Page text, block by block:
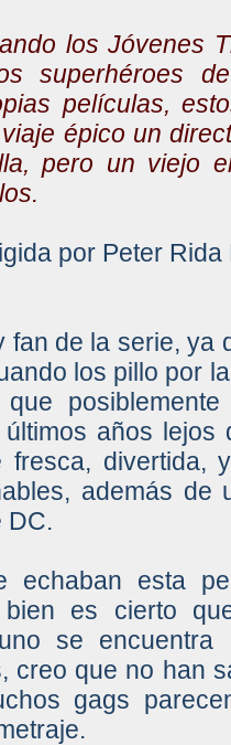
los Jóvenes
superhéroes
películas,
épico un
pero un viejo
por Peter
fan de la serie, ya
los pillo por
años lejos
fresca, divertida,
además de
DC.
echaban esta
es cierto
se
creo que no han
gags